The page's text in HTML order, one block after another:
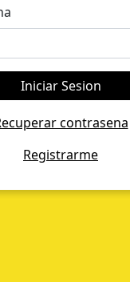
Iniciar Sesion
contrasena
Registrarme